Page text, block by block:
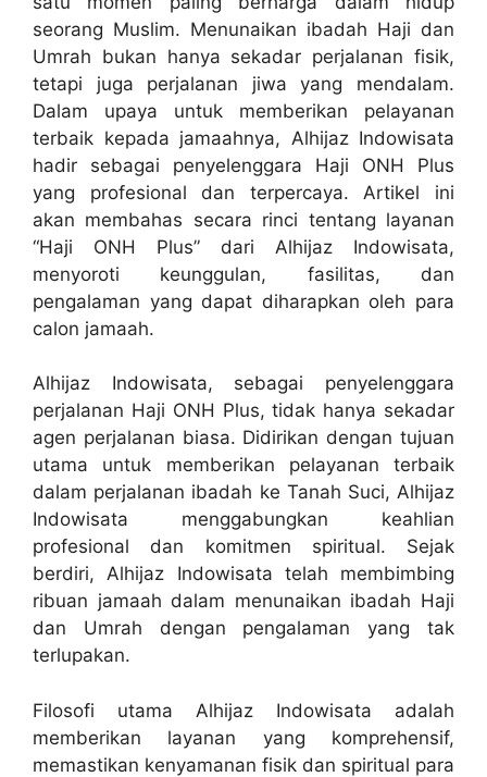
seorang Muslim. Menunaikan ibadah Haji dan
Umrah bukan hanya sekadar perjalanan fisik,
tetapi juga perjalanan jiwa yang mendalam.
Dalam upaya untuk memberikan pelayanan
terbaik kepada jamaahnya, Alhijaz Indowisata
hadir sebagai penyelenggara Haji ONH Plus
yang profesional dan terpercaya. Artikel ini
akan membahas secara rinci tentang layanan
“Haji ONH Plus” dari Alhijaz Indowisata,
menyoroti keunggulan, fasilitas, dan
pengalaman yang dapat diharapkan oleh para
calon jamaah.
Alhijaz Indowisata, sebagai penyelenggara
perjalanan Haji ONH Plus, tidak hanya sekadar
agen perjalanan biasa. Didirikan dengan tujuan
utama untuk memberikan pelayanan terbaik
dalam perjalanan ibadah ke Tanah Suci, Alhijaz
Indowisata menggabungkan keahlian
profesional dan komitmen spiritual. Sejak
berdiri, Alhijaz Indowisata telah membimbing
ribuan jamaah dalam menunaikan ibadah Haji
dan Umrah dengan pengalaman yang tak
terlupakan.
Filosofi utama Alhijaz Indowisata adalah
memberikan layanan yang komprehensif,
memastikan kenyamanan fisik dan spiritual para